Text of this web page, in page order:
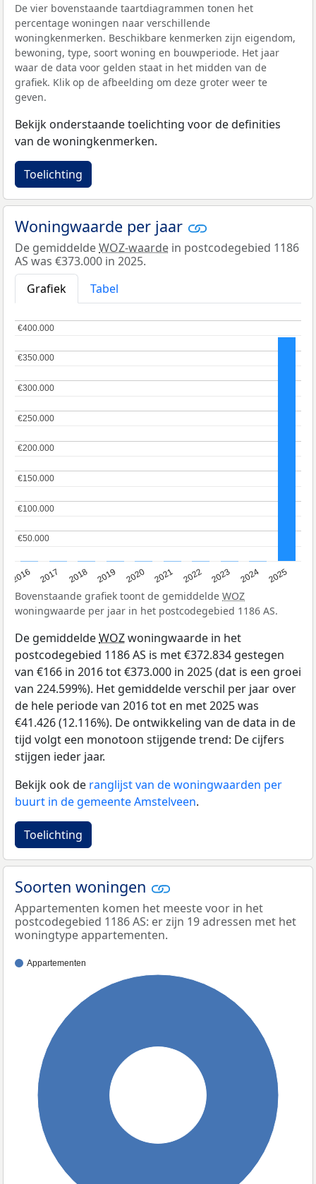
De vier bovenstaande taartdiagrammen tonen het
percentage woningen naar verschillende
woningkenmerken. Beschikbare kenmerken zijn eigendom,
bewoning, type, soort woning en bouwperiode. Het jaar
waar de data voor gelden staat in het midden van de
grafiek. Klik op de afbeelding om deze groter weer te
geven.
Bekijk onderstaande toelichting voor de definities
van de woningkenmerken.
Toelichting
Woningwaarde per jaar
De gemiddeldeWOZ-waarde in postcodegebied 1186
AS was €373.000 in 2025.
Grafiek
Tabel
2016 2017 2018 2019 2020 2021 2022 2023 2024 2025
€50.000
€50.000
€100.000
€100.000
€150.000
€150.000
€200.000
€200.000
€250.000
€250.000
€300.000
€300.000
€350.000
€350.000
€400.000
€400.000
Bovenstaande grafiek toont de gemiddelde WOZ
woningwaarde per jaar in het postcodegebied 1186 AS.
De gemiddeldeWOZwoningwaarde in het
postcodegebied 1186 AS is met €372.834 gestegen
van €166 in 2016 tot €373.000 in 2025 (dat is een groei
van 224.599%). Het gemiddelde verschil per jaar over
de hele periode van 2016 tot en met 2025 was
€41.426 (12.116%). De ontwikkeling van de data in de
tijd volgt een monotoon stijgende trend: De cijfers
stijgen ieder jaar.
Bekijk ook de ranglijst van de woningwaarden per
buurt in de gemeente Amstelveen.
Toelichting
Soorten woningen
Appartementen komen het meeste voor in het
postcodegebied 1186 AS: er zijn 19 adressen met het
woningtype appartementen.
Appartementen